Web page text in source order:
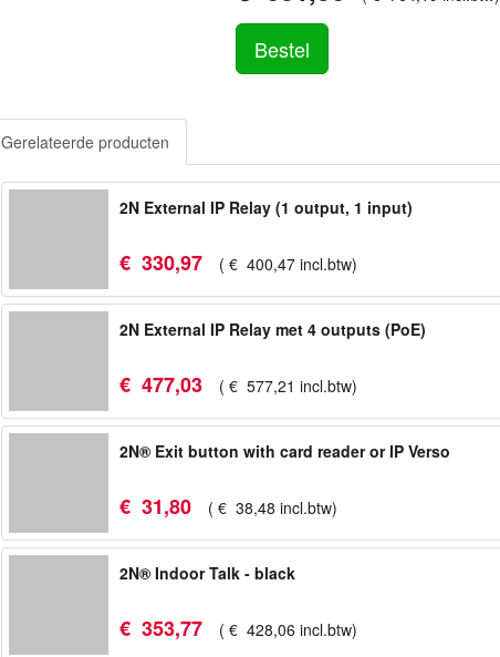
Bestel
Gerelateerde producten
2N External IP Relay (1 output, 1 input)
€ 330,97 ( € 400,47 incl.btw)
2N External IP Relay met 4 outputs (PoE)
€ 477,03 ( € 577,21 incl.btw)
2N® Exit button with card reader or IP Verso
€ 31,80 ( € 38,48 incl.btw)
2N® Indoor Talk - black
€ 353,77 ( € 428,06 incl.btw)